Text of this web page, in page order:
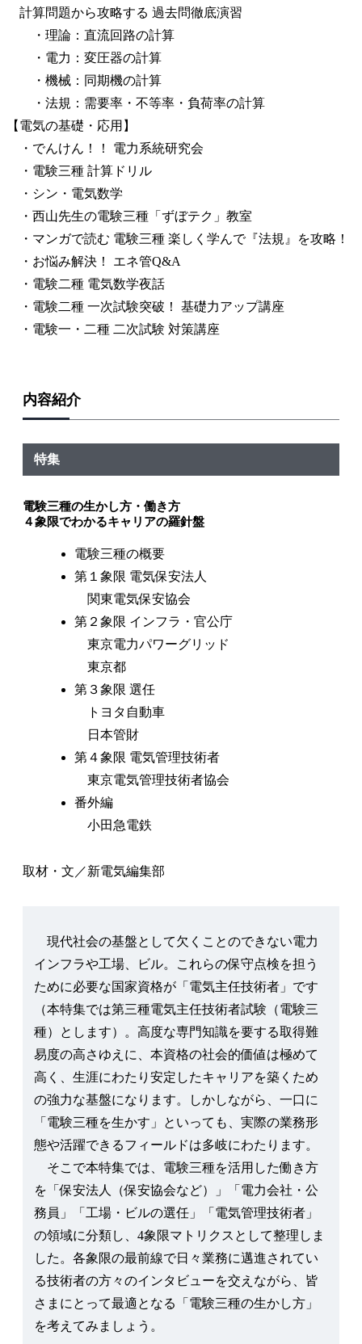
計算問題から攻略する 過去問徹底演習
・理論：直流回路の計算
・電力：変圧器の計算
・機械：同期機の計算
・法規：需要率・不等率・負荷率の計算
【電気の基礎・応用】
・でんけん！！ 電力系統研究会
・電験三種 計算ドリル
・シン・電気数学
・西山先生の電験三種「ずぼテク」教室
・マンガで読む 電験三種 楽しく学んで『法規』を攻略！
・お悩み解決！ エネ管Q&A
・電験二種 電気数学夜話
・電験二種 一次試験突破！ 基礎力アップ講座
・電験一・二種 二次試験 対策講座
内容紹介
特集
電験三種の生かし方・働き方
４象限でわかるキャリアの羅針盤
電験三種の概要
第１象限 電気保安法人
関東電気保安協会
第２象限 インフラ・官公庁
東京電力パワーグリッド
東京都
第３象限 選任
トヨタ自動車
日本管財
第４象限 電気管理技術者
東京電気管理技術者協会
番外編
小田急電鉄
取材・文／新電気編集部
現代社会の基盤として欠くことのできない電力
インフラや工場、ビル。これらの保守点検を担う
ために必要な国家資格が「電気主任技術者」です
（本特集では第三種電気主任技術者試験（電験三
種）とします）。高度な専門知識を要する取得難
易度の高さゆえに、本資格の社会的価値は極めて
高く、生涯にわたり安定したキャリアを築くため
の強力な基盤になります。しかしながら、一口に
「電験三種を生かす」といっても、実際の業務形
態や活躍できるフィールドは多岐にわたります。
そこで本特集では、電験三種を活用した働き方
を「保安法人（保安協会など）」「電力会社・公
務員」「工場・ビルの選任」「電気管理技術者」
の領域に分類し、4象限マトリクスとして整理しま
した。各象限の最前線で日々業務に邁進されてい
る技術者の方々のインタビューを交えながら、皆
さまにとって最適となる「電験三種の生かし方」
を考えてみましょう。